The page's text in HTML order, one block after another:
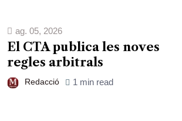
ag. 05, 2026
El CTA publica les noves
regles arbitrals
Redacció 1 min read